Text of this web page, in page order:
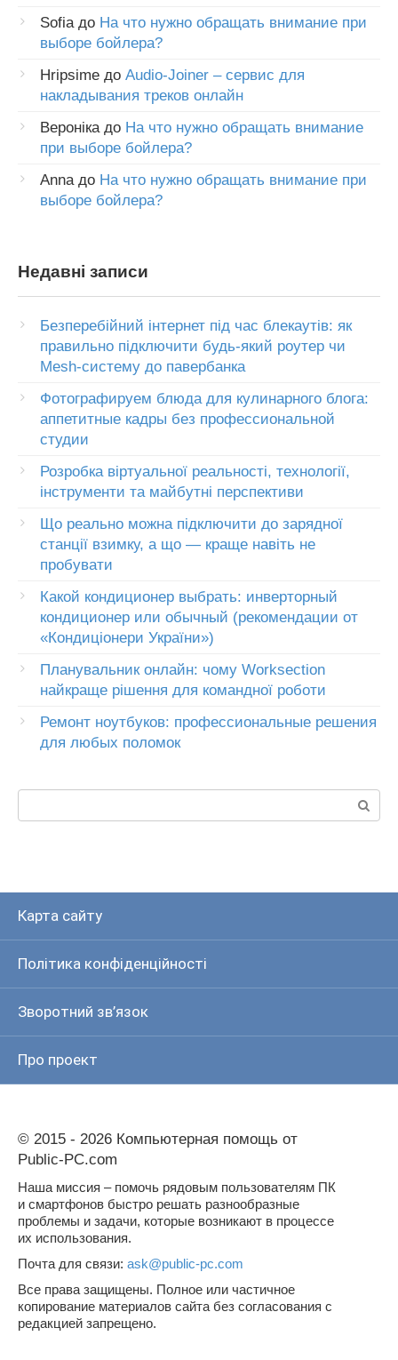
Sofia до На что нужно обращать внимание при
выборе бойлера?
Hripsime до Audio-Joiner – сервис для
накладывания треков онлайн
Вероніка до На что нужно обращать внимание
при выборе бойлера?
Anna до На что нужно обращать внимание при
выборе бойлера?
Недавні записи
Безперебійний інтернет під час блекаутів: як
правильно підключити будь-який роутер чи
Mesh-систему до павербанка
Фотографируем блюда для кулинарного блога:
аппетитные кадры без профессиональной
студии
Розробка віртуальної реальності, технології,
інструменти та майбутні перспективи
Що реально можна підключити до зарядної
станції взимку, а що — краще навіть не
пробувати
Какой кондиционер выбрать: инверторный
кондиционер или обычный (рекомендации от
«Кондиціонери України»)
Планувальник онлайн: чому Worksection
найкраще рішення для командної роботи
Ремонт ноутбуков: профессиональные решения
для любых поломок
Карта сайту
Політика конфіденційності
Зворотний зв’язок
Про проект
© 2015 - 2026 Компьютерная помощь от
Public-PC.com
Наша миссия – помочь рядовым пользователям ПК
и смартфонов быстро решать разнообразные
проблемы и задачи, которые возникают в процессе
их использования.
Почта для связи: ask@public-pc.com
Все права защищены. Полное или частичное
копирование материалов сайта без согласования с
редакцией запрещено.